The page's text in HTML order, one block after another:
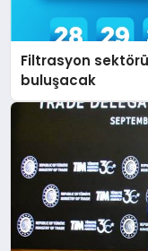
Filtrasyon
buluşacak